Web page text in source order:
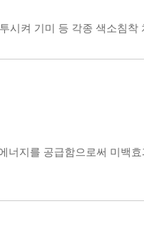
시켜 기미 등 각종 색소침착
너지를 공급함으로써 미백